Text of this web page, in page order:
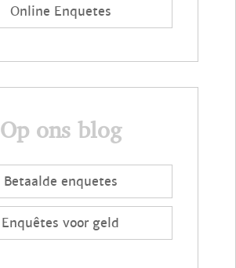
Online Enquetes
Op ons blog
Betaalde enquetes
Enquêtes voor geld